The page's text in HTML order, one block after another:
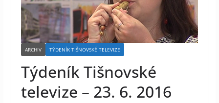
ARCHIV TÝDENÍK TIŠNOVSKÉ TELEVIZE
Týdeník Tišnovské
televize – 23. 6. 2016